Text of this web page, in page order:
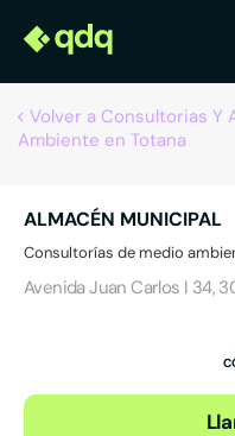
Volver a Consultorias Y
Ambiente en Totana
ALMACÉN MUNICIPAL
Consultorías de medio
Avenida Juan Carlos I 34,